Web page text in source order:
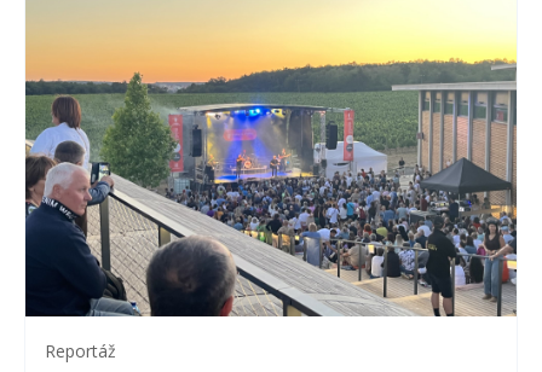
Reportáž